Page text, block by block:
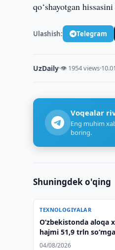
qo‘shayotgan
Ulashish: Telegram
UzDaily·👁 1954 views·
Voqealar
Eng muhim
boring.
Shuningdek o'qing
TEXNOLOGIYALAR
O‘zbekistonda aloqa
hajmi 51,9 trln
04/08/2026